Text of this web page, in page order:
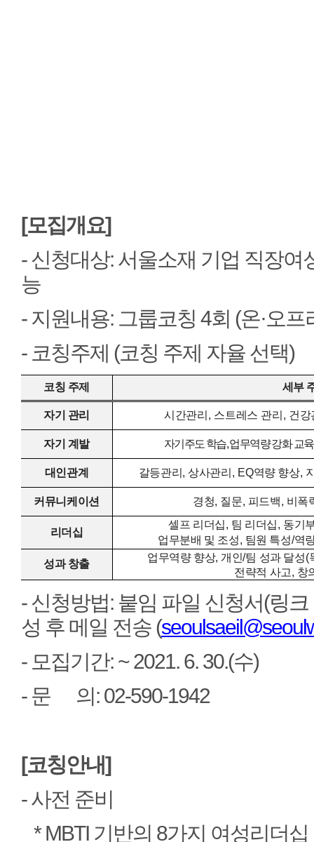
[모집개요]
- 신청대상: 서울소재 기업 직장여
능
- 지원내용: 그룹코칭 4회 (온·오프
- 코칭주제 (코칭 주제 자율 선택)
코칭 주제 세부
자기 관리 시간관리 , 스트레스 관리 , 건강
자기 계발 자기주도 학습,업무역량 강화 교육
대인관계 갈등관리 , 상사관리 , EQ역량 향상,
커뮤니케이션 경청, 질문, 피드백, 비폭
리더십
셀프 리더십, 팀 리더십, 동기
업무분배 및 조성, 팀원 특성/역
성과 창출
업무역량 향상, 개인/팀 성과 달성(
전략적 사고, 창
- 신청방법: 붙임 파일 신청서(링크
성 후 메일 전송 (
- 모집기간: ~ 2021. 6. 30.(수)
- 문 의: 02-590-1942
[코칭안내]
- 사전 준비
* MBTI 기반의 8가지 여성리더